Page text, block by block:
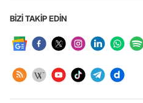
BİZİ TAKİP EDİN